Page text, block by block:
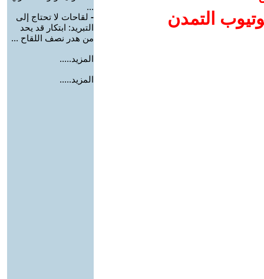
التمدن
...
- لقاحات لا تحتاج إلى
التبريد: ابتكار قد يحد
من هدر نصف اللقاح ...
المزيد.....
المزيد.....